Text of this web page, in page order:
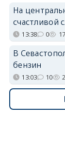
На
счастливой
13:38 0
В
бензин
13:03 10